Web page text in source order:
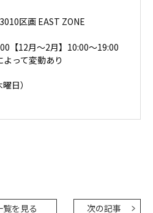
区画 EAST ZONE
【12月～2月】10:00～19:00
って変動あり
日）
覧を見る 次の記事